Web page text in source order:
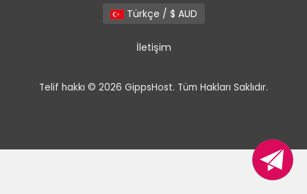
Türkçe / $ AUD
İletişim
Telif hakkı © 2026 GippsHost. Tüm Hakları Saklıdır.